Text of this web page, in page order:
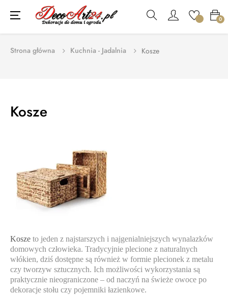
0
Toggle
navigation
☰
Strona główna Kuchnia - Jadalnia Kosze
Kosze
Kosze to jeden z najstarszych i najgenialniejszych wynalazków
domowych człowieka. Tradycyjnie plecione z naturalnych
włókien, dziś dostępne są również w formie plecionek z metalu
czy tworzyw sztucznych. Ich możliwości wykorzystania są
praktycznie nieograniczone – od naczyń na świeże owoce po
dekoracje stołu czy pojemniki łazienkowe.